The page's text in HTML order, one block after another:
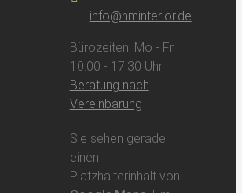
info@hminterior.de
Bürozeiten: Mo - Fr
10:00 - 17:30 Uhr
Beratung nach
Vereinbarung
Sie sehen gerade
einen
Platzhalterinhalt von